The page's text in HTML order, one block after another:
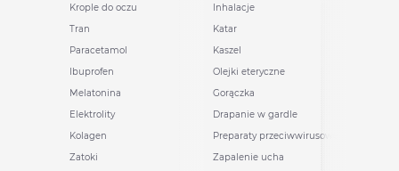
Krople do oczu
Tran
Paracetamol
Ibuprofen
Melatonina
Elektrolity
Kolagen
Zatoki
Inhalacje
Katar
Kaszel
Olejki eteryczne
Gorączka
Drapanie w gardle
Preparaty przeciwwirusowe
Zapalenie ucha